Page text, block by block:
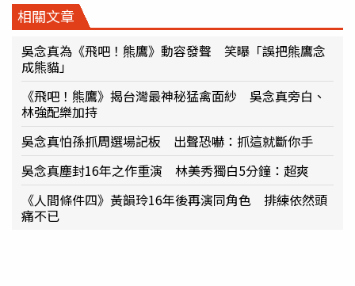
相關文章
吳念真為《飛吧！熊鷹》動容發聲 笑曝「誤把熊鷹念
成熊貓」
《飛吧！熊鷹》揭台灣最神秘猛禽面紗 吳念真旁白、
林強配樂加持
吳念真怕孫抓周選場記板 出聲恐嚇：抓這就斷你手
吳念真塵封16年之作重演 林美秀獨白5分鐘：超爽
《人間條件四》黃韻玲16年後再演同角色 排練依然頭
痛不已